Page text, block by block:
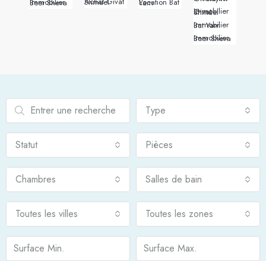
Immobilier Beer Sheva
Location Bat Yam
Immobilier Givat Shmuel
Immobilier Bat Yam
Immobilier Beer Sheva
Type
Statut Pièces
Chambres Salles de bain
Toutes les villes Toutes les zones